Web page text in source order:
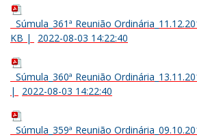
Súmula_361ª Reunião
KB | 2022-08-03 14:22:40
Súmula_360ª Reunião
|
2022-08-03 14:22:40
Súmula_359ª Reunião